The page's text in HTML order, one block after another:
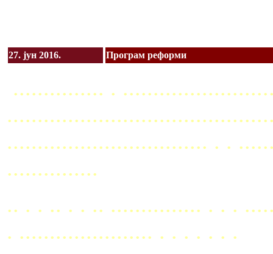
27. јун 2016. Програм реформи
............... .
................................. . .
...............
.. . . .. . . .. ............... . . .
. ...................... . . . . . . .